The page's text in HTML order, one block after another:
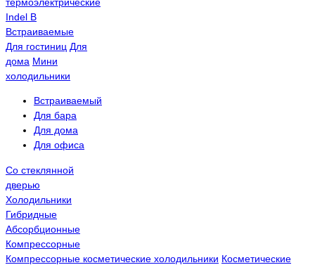
Indel B
Встраиваемые
Для гостиниц Для
дома Мини
холодильники
Встраиваемый
Для бара
Для дома
Для офиса
Со стеклянной
дверью
Холодильники
Гибридные
Абсорбционные
Компрессорные
Компрессорные косметические холодильники Косметические